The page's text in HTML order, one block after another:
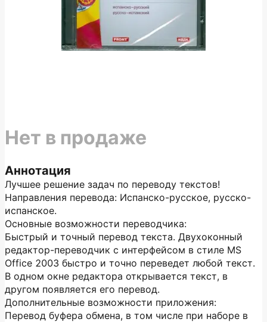
Аннотация
Лучшее решение задач по переводу текстов!
Направления перевода: Испанско-русское, русско-
испанское.
Основные возможности переводчика:
Быстрый и точный перевод текста. Двухоконный
редактор-переводчик с интерфейсом в стиле MS
Office 2003 быстро и точно переведет любой текст.
В одном окне редактора открывается текст, в
другом появляется его перевод.
Дополнительные возможности приложения:
Перевод буфера обмена, в том числе при наборе в
Нет в продаже